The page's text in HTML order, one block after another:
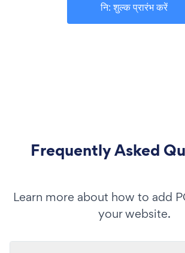
नि: शुल्क प्रारंभ करें
Frequently Asked
Learn more about how to add
your website.